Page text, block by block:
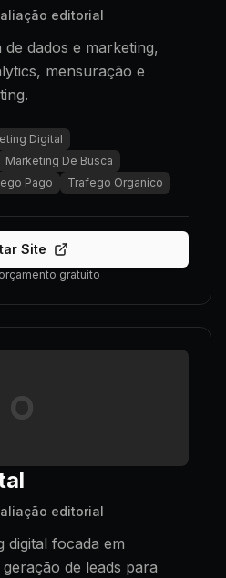
editorial
dados e marketing,
mensuração e
Digital
Marketing De Busca
Pago
Trafego Organico
Site
gratuito
O
editorial
digital focada em
de leads para